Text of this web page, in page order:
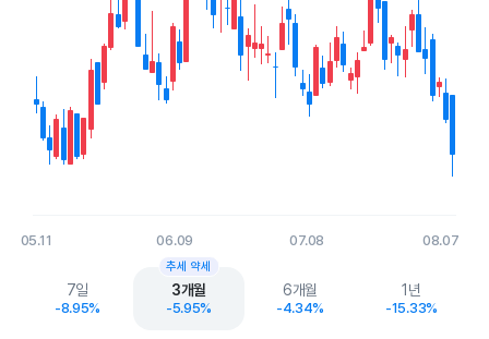
05.11 06.09 07.08 08.07
End of interactive chart.
7일
-8.95%
3개월
-5.95%
추세 약세
6개월
-4.34%
1년
-15.33%